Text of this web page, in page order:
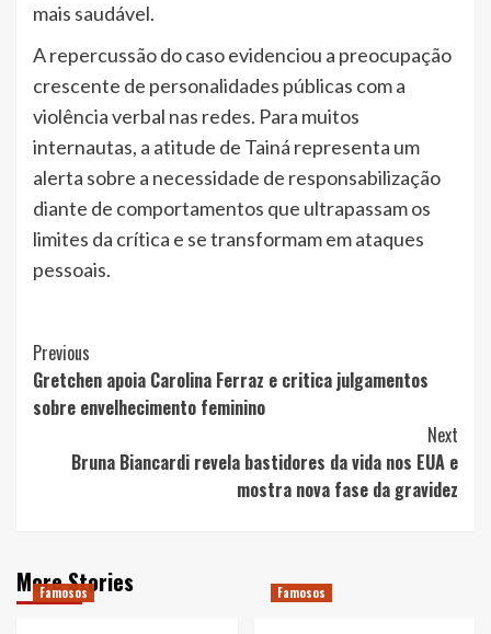
mais saudável.
A repercussão do caso evidenciou a preocupação
crescente de personalidades públicas com a
violência verbal nas redes. Para muitos
internautas, a atitude de Tainá representa um
alerta sobre a necessidade de responsabilização
diante de comportamentos que ultrapassam os
limites da crítica e se transformam em ataques
pessoais.
Post
Navigation
Previous
Gretchen apoia Carolina Ferraz e critica julgamentos
sobre envelhecimento feminino
Next
Bruna Biancardi revela bastidores da vida nos EUA e
mostra nova fase da gravidez
More Stories
Famosos Famosos